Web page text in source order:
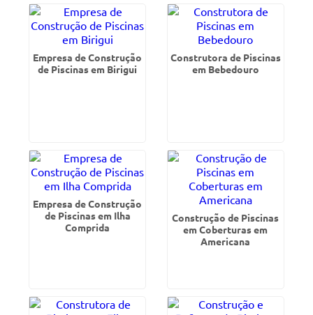
Empresa de Construção
de Piscinas em Birigui
Construtora de Piscinas
em Bebedouro
Empresa de Construção
de Piscinas em Ilha
Comprida
Construção de Piscinas
em Coberturas em
Americana